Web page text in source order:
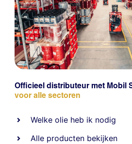
Officieel distributeur met Mobil
voor alle sectoren
Welke olie heb ik nodig
Alle producten bekijken